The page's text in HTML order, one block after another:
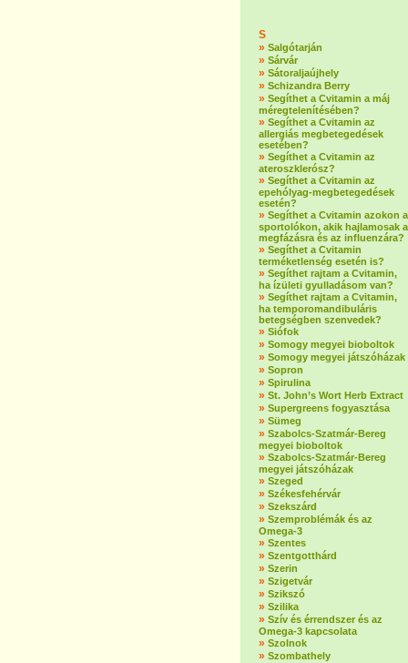
S
» Salgótarján
» Sárvár
» Sátoraljaújhely
» Schizandra Berry
» Segíthet a Cvitamin a máj
méregtelenítésében?
» Segíthet a Cvitamin az
allergiás megbetegedések
esetében?
» Segíthet a Cvitamin az
ateroszklerósz?
» Segíthet a Cvitamin az
epehólyag-megbetegedések
esetén?
» Segíthet a Cvitamin azokon a
sportolókon, akik hajlamosak a
megfázásra és az influenzára?
» Segíthet a Cvitamin
terméketlenség esetén is?
» Segíthet rajtam a Cvitamin,
ha ízületi gyulladásom van?
» Segíthet rajtam a Cvitamin,
ha temporomandibuláris
betegségben szenvedek?
» Siófok
» Somogy megyei bioboltok
» Somogy megyei játszóházak
» Sopron
» Spirulina
» St. John’s Wort Herb Extract
» Supergreens fogyasztása
» Sümeg
» Szabolcs-Szatmár-Bereg
megyei bioboltok
» Szabolcs-Szatmár-Bereg
megyei játszóházak
» Szeged
» Székesfehérvár
» Szekszárd
» Szemproblémák és az
Omega-3
» Szentes
» Szentgotthárd
» Szerin
» Szigetvár
» Szikszó
» Szilika
» Szív és érrendszer és az
Omega-3 kapcsolata
» Szolnok
» Szombathely